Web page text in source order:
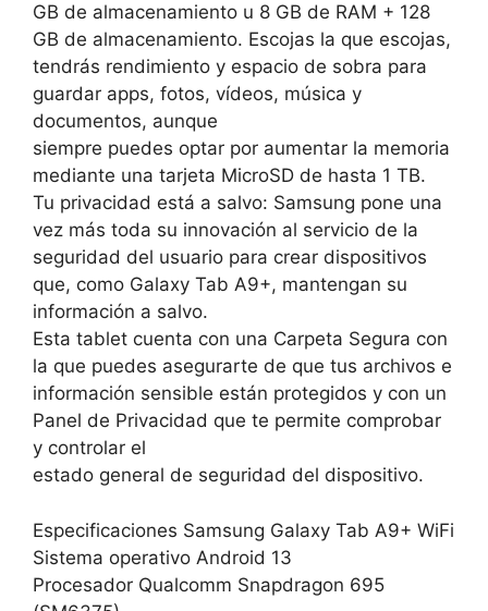
GB de almacenamiento u 8 GB de RAM + 128
GB de almacenamiento. Escojas la que escojas,
tendrás rendimiento y espacio de sobra para
guardar apps, fotos, vídeos, música y
documentos, aunque
siempre puedes optar por aumentar la memoria
mediante una tarjeta MicroSD de hasta 1 TB.
Tu privacidad está a salvo: Samsung pone una
vez más toda su innovación al servicio de la
seguridad del usuario para crear dispositivos
que, como Galaxy Tab A9+, mantengan su
información a salvo.
Esta tablet cuenta con una Carpeta Segura con
la que puedes asegurarte de que tus archivos e
información sensible están protegidos y con un
Panel de Privacidad que te permite comprobar
y controlar el
estado general de seguridad del dispositivo.
Especificaciones Samsung Galaxy Tab A9+ WiFi
Sistema operativo Android 13
Procesador Qualcomm Snapdragon 695